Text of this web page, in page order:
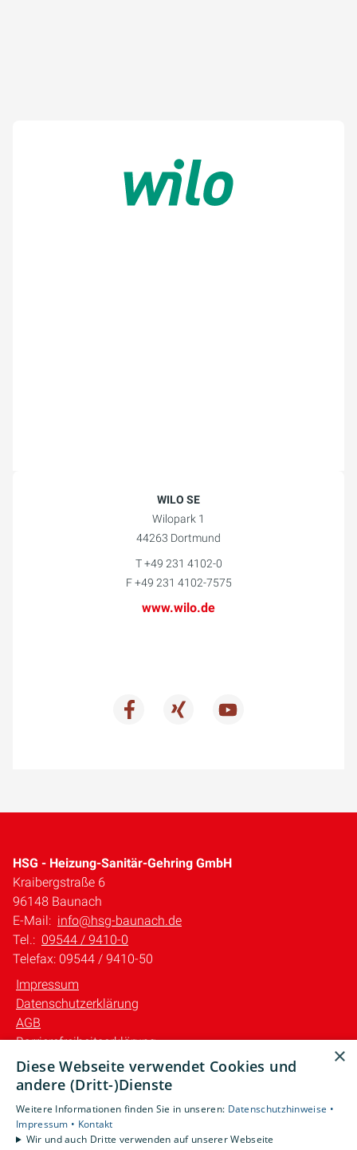
WILO SE
Wilopark 1
44263 Dortmund
T +49 231 4102-0
F +49 231 4102-7575
www.wilo.de
HSG - Heizung-Sanitär-Gehring GmbH
Kraibergstraße 6
96148 Baunach
E-Mail: info@hsg-baunach.de
Tel.: 09544 / 9410-0
Telefax: 09544 / 9410-50
Impressum
Datenschutzerklärung
AGB
Barrierefreiheitserklärung
Unsere Bereiche
Gewerbekunden
Karriere
×
Diese Webseite verwendet Cookies und
andere (Dritt-)Dienste
Weitere Informationen finden Sie in unseren: Datenschutzhinweise •
Impressum • Kontakt
Wir und auch Dritte verwenden auf unserer Webseite